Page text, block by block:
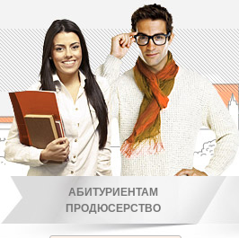
АБИТУРИЕНТАМ
ПРОДЮСЕРСТВО